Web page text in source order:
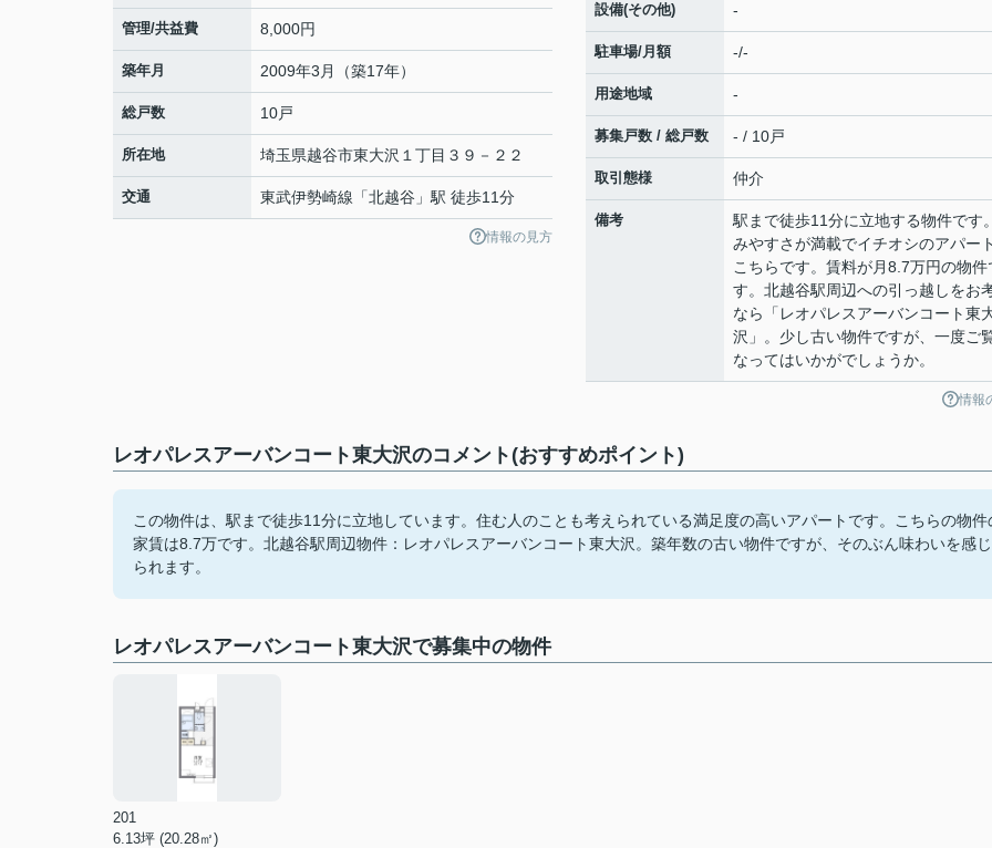
管理/共益費 8,000円
築年月 2009年3月（築17年）
総戸数 10戸
所在地 埼玉県越谷市東大沢 １丁目３９－２２
交通 東武伊勢崎線 「北越谷 」駅 徒歩11分
情報の見方
設備(その他) -
駐車場/月額 -/-
用途地域 -
募集戸数 / 総戸数 - / 10戸
取引態様 仲介
備考
駅まで徒歩11分に立地する物件です
みやすさが満載でイチオシのアパー
こちらです。賃料が月8.7万円の物件
す。北越谷駅周辺への引っ越しをお
なら「レオパレスアーバンコート東
沢」。少し古い物件ですが、一度ご
なってはいかがでしょうか。
情報
レオパレスアーバンコート東大沢のコメント(おすすめポイント)
この物件は、駅まで徒歩11分に立地しています。住む人のことも考えられている満足度の高いアパートです。こちらの物件
家賃は8.7万です。北越谷駅周辺物件：レオパレスアーバンコート東大沢。築年数の古い物件ですが、そのぶん味わいを感じ
られます。
レオパレスアーバンコート東大沢で募集中の物件
201
6.13坪 (20.28㎡)